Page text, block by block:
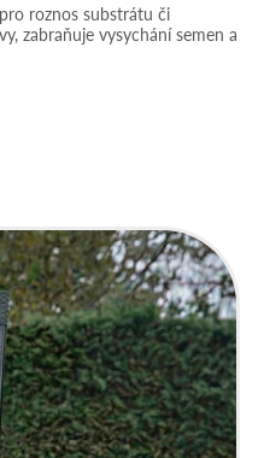
roznos substrátu či
zabraňuje vysychání semen a